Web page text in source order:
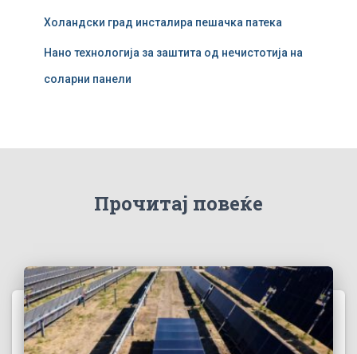
Холандски град инсталира пешачка патека
Нано технологија за заштита од нечистотија на
соларни панели
Прочитај повеќе